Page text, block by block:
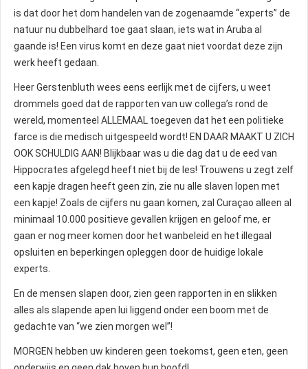
is dat door het dom handelen van de zogenaamde “experts” de
natuur nu dubbelhard toe gaat slaan, iets wat in Aruba al
gaande is! Een virus komt en deze gaat niet voordat deze zijn
werk heeft gedaan.
Heer Gerstenbluth wees eens eerlijk met de cijfers, u weet
drommels goed dat de rapporten van uw collega’s rond de
wereld, momenteel ALLEMAAL toegeven dat het een politieke
farce is die medisch uitgespeeld wordt! EN DAAR MAAKT U ZICH
OOK SCHULDIG AAN! Blijkbaar was u die dag dat u de eed van
Hippocrates afgelegd heeft niet bij de les! Trouwens u zegt zelf
een kapje dragen heeft geen zin, zie nu alle slaven lopen met
een kapje! Zoals de cijfers nu gaan komen, zal Curaçao alleen al
minimaal 10.000 positieve gevallen krijgen en geloof me, er
gaan er nog meer komen door het wanbeleid en het illegaal
opsluiten en beperkingen opleggen door de huidige lokale
experts.
En de mensen slapen door, zien geen rapporten in en slikken
alles als slapende apen lui liggend onder een boom met de
gedachte van “we zien morgen wel”!
MORGEN hebben uw kinderen geen toekomst, geen eten, geen